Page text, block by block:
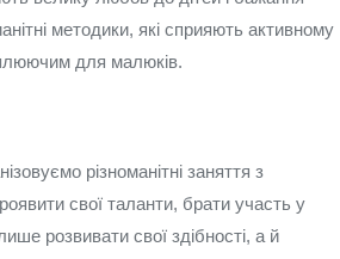
методики, які сприяють активному
для малюків.
різноманітні заняття з
свої таланти, брати участь у
розвивати свої здібності, а й